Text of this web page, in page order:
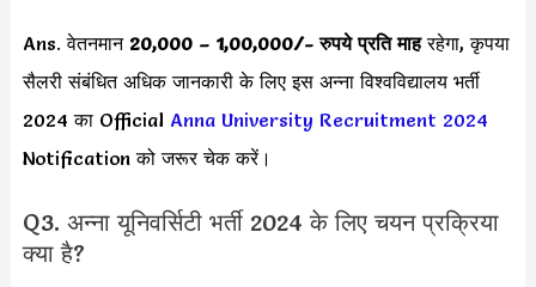
Ans. वेतनमान 20,000 – 1,00,000/- रुपये प्रति माहरहेगा, कृपया
सैलरी संबंधित अधिक जानकारी के लिए इस अन्ना विश्वविद्यालय भर्ती
2024 का Official Anna University Recruitment 2024
Notification को जरूर चेक करें।
Q3. अन्ना यूनिवर्सिटी भर्ती 2024 के लिए चयन प्रक्रिया
क्या है?